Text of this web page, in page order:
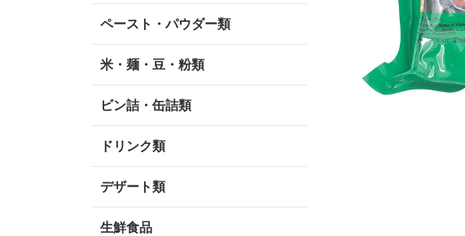
ペースト・パウダー類
米・麺・豆・粉類
ビン詰・缶詰類
ドリンク類
デザート類
生鮮食品